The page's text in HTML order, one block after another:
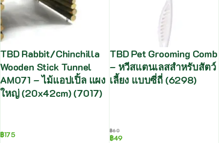
TBD Rabbit/Chinchilla
Wooden Stick Tunnel
AM071 – ไม้แอปเปิ้ล แผง
ใหญ่ (20x42cm) (7017)
฿175
TBD Pet Grooming Comb
– หวีสแตนเลสสำหรับสัตว์
เลี้ยง แบบซี่ถี่ (6298)
฿60
฿49